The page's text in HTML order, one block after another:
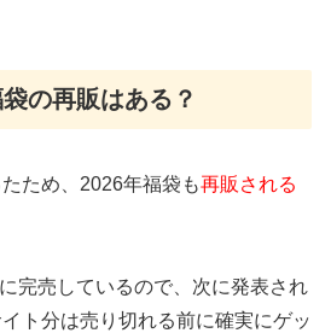
の再販はある？
ため、2026年福袋も再販される
完売しているので、次に発表され
ト分は売り切れる前に確実にゲッ